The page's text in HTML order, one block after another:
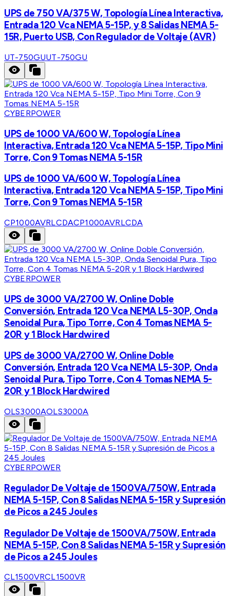
UPS de 750 VA/375 W, Topología Línea Interactiva,
Entrada 120 Vca NEMA 5-15P, y 8 Salidas NEMA 5-
15R, Puerto USB, Con Regulador de Voltaje (AVR)
UT-750GUUT-750GU
CYBERPOWER
UPS de 1000 VA/600 W, Topología Línea
Interactiva, Entrada 120 Vca NEMA 5-15P, Tipo Mini
Torre, Con 9 Tomas NEMA 5-15R
UPS de 1000 VA/600 W, Topología Línea
Interactiva, Entrada 120 Vca NEMA 5-15P, Tipo Mini
Torre, Con 9 Tomas NEMA 5-15R
CP1000AVRLCDACP1000AVRLCDA
CYBERPOWER
UPS de 3000 VA/2700 W, Online Doble
Conversión, Entrada 120 Vca NEMA L5-30P, Onda
Senoidal Pura, Tipo Torre, Con 4 Tomas NEMA 5-
20R y 1 Block Hardwired
UPS de 3000 VA/2700 W, Online Doble
Conversión, Entrada 120 Vca NEMA L5-30P, Onda
Senoidal Pura, Tipo Torre, Con 4 Tomas NEMA 5-
20R y 1 Block Hardwired
OLS3000AOLS3000A
CYBERPOWER
Regulador De Voltaje de 1500VA/750W, Entrada
NEMA 5-15P, Con 8 Salidas NEMA 5-15R y Supresión
de Picos a 245 Joules
Regulador De Voltaje de 1500VA/750W, Entrada
NEMA 5-15P, Con 8 Salidas NEMA 5-15R y Supresión
de Picos a 245 Joules
CL1500VRCL1500VR